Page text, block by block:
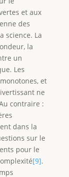
et aux
des
science. La
la
un
Les
et
ne
contraire :
dans la
sur le
pour le
[9].